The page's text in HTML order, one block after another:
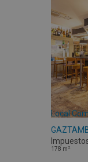
Local
178 m 2